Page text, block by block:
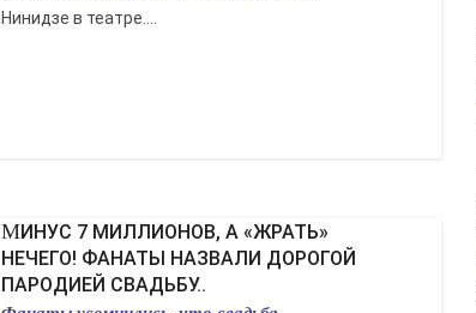
Нинидзе в театре....
МИНУС 7 МИЛЛИОНОВ, А «ЖРАТЬ»
НЕЧЕГО! ФАНАТЫ НАЗВАЛИ ДОРОГОЙ
ПАРОДИЕЙ СВАДЬБУ..